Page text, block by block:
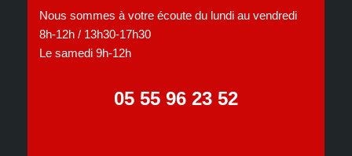
Nous sommes à votre écoute du lundi au vendredi
8h-12h / 13h30-17h30
Le samedi 9h-12h
05 55 96 23 52